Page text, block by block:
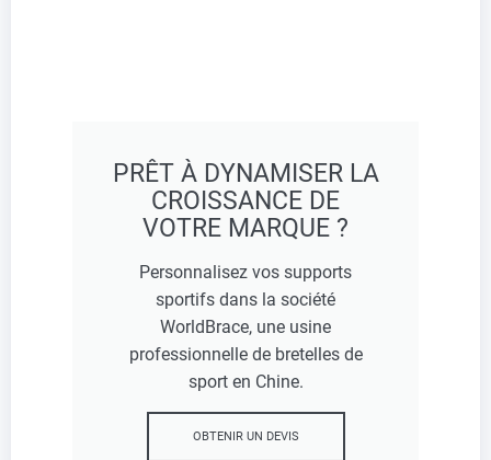
PRÊT À DYNAMISER LA
CROISSANCE DE
VOTRE MARQUE ?
Personnalisez vos supports
sportifs dans la société
WorldBrace, une usine
professionnelle de bretelles de
sport en Chine.
OBTENIR UN DEVIS